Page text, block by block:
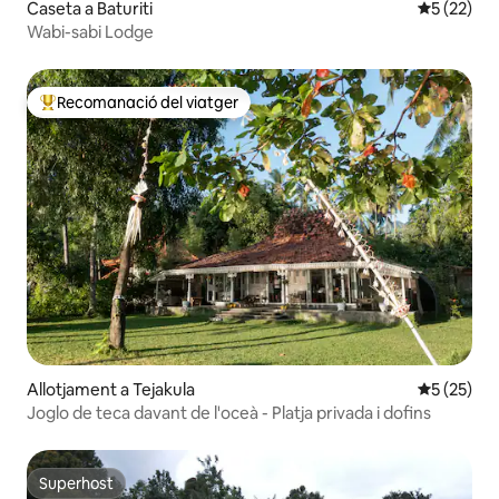
Caseta a Baturiti 5 de
5 (22)
Wabi-sabi Lodge
Principals recomanacions dels viatgers
Recomanació del viatger
Allotjament a Tejakula 5 de
5 (25)
Joglo de teca davant de l'oceà - Platja privada i dofins
Superhost
Superhost